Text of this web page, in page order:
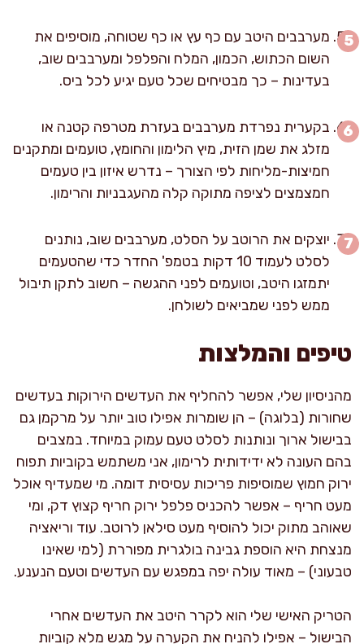
מערבבים היטב עם כף עץ או כף שטוחה, מוסיפים את
השום הכתוש, הכמון, המלח והפלפל ומערבבים שוב,
בעדינות – כך מבטיחים שכל טעם יגיע לכל ביס.
בקערית נפרדת מערבבים בעזרת מטרפה קטנה או
מזלג את שמן הזית, מיץ הלימון והחומץ, טועמים ומתקנים
חמיצות-מליחות לפי הצורך – נדרש איזון בין טעמים
חמצמצים לציפה מתוקה קלה מהעגבניות והרימון.
יוצקים את הרוטב על הסלט, מערבבים שוב, נותנים
לסלט לעמוד 10 דקות בטמפ' החדר כדי שהטעמים
יתמזגו היטב, וטועמים לפני ההגשה – חשוב לתקן תיבול
ממש לפני שמביאים לשולחן.
טיפים והמלצות
מהניסיון שלי, אפשר להחליף את העדשים הירוקות בעדשים
שחורות (בלוגה) – הן שומרות אפילו טוב יותר על מרקמן גם
בבישול ארוך ונותנות לסלט טעם עמוק במיוחד. במצבים
בהם העונה לא ידידותית לרימון, אני משתמש בקוביות תפוח
ירוק חמוץ שמוסיפות פריכות עסיסית דומה. מי שמעדיף אוכל
מעט חריף – אפשר להכניס פלפל ירוק חריף קצוץ דק, ומי
שאוהב מתוק יכול להוסיף מעט סילאן לרוטב. עוד וריאציה
מנצחת היא הוספת גבינה בולגרית מפוררת (למי שאינו
טבעוני) – מאוד עולה יפה במפגש עם העדשים וטעם הנענע.
הטריק האישי שלי הוא לקרר היטב את העדשים אחרי
הבישול – אפילו להניח את הקערה על מגש מלא קוביות